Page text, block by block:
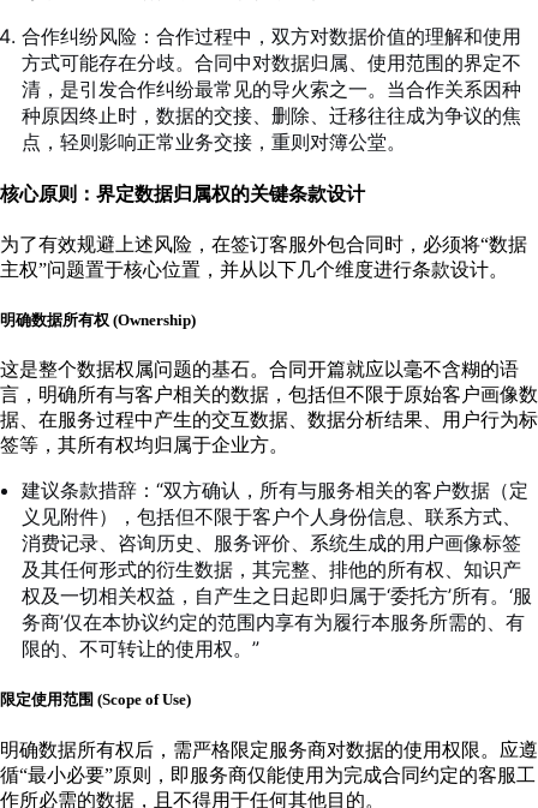
合作纠纷风险：合作过程中，双方对数据价值的理解和使用
方式可能存在分歧。合同中对数据归属、使用范围的界定不
清，是引发合作纠纷最常见的导火索之一。当合作关系因种
种原因终止时，数据的交接、删除、迁移往往成为争议的焦
点，轻则影响正常业务交接，重则对簿公堂。
核心原则：界定数据归属权的关键条款设计
为了有效规避上述风险，在签订客服外包合同时，必须将“数据
主权”问题置于核心位置，并从以下几个维度进行条款设计。
明确数据所有权 (Ownership)
这是整个数据权属问题的基石。合同开篇就应以毫不含糊的语
言，明确所有与客户相关的数据，包括但不限于原始客户画像数
据、在服务过程中产生的交互数据、数据分析结果、用户行为标
签等，其所有权均归属于企业方。
建议条款措辞：“双方确认，所有与服务相关的客户数据（定
义见附件），包括但不限于客户个人身份信息、联系方式、
消费记录、咨询历史、服务评价、系统生成的用户画像标签
及其任何形式的衍生数据，其完整、排他的所有权、知识产
权及一切相关权益，自产生之日起即归属于‘委托方’所有。‘服
务商’仅在本协议约定的范围内享有为履行本服务所需的、有
限的、不可转让的使用权。”
限定使用范围 (Scope of Use)
明确数据所有权后，需严格限定服务商对数据的使用权限。应遵
循“最小必要”原则，即服务商仅能使用为完成合同约定的客服工
作所必需的数据，且不得用于任何其他目的。